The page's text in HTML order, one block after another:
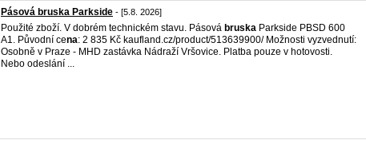
Pásová bruska Parkside - [5.8. 2026]
Použité zboží. V dobrém technickém stavu. Pásová bruska Parkside PBSD 600
A1. Původní cena: 2 835 Kč kaufland.cz/product/513639900/ Možnosti vyzvednutí:
Osobně v Praze - MHD zastávka Nádraží Vršovice. Platba pouze v hotovosti.
Nebo odeslání ...